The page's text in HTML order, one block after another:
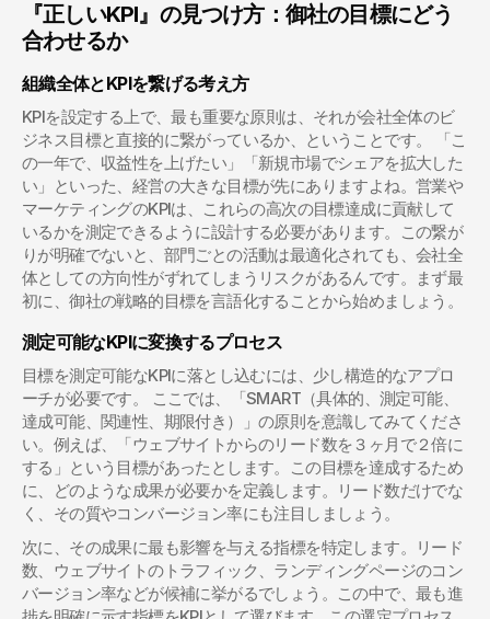
『正しいKPI』の見つけ方：御社の目標にどう
合わせるか
組織全体とKPIを繋げる考え方
KPIを設定する上で、最も重要な原則は、それが会社全体のビ
ジネス目標と直接的に繋がっているか、ということです。 「こ
の一年で、収益性を上げたい」「新規市場でシェアを拡大した
い」といった、経営の大きな目標が先にありますよね。営業や
マーケティングのKPIは、これらの高次の目標達成に貢献して
いるかを測定できるように設計する必要があります。この繋が
りが明確でないと、部門ごとの活動は最適化されても、会社全
体としての方向性がずれてしまうリスクがあるんです。まず最
初に、御社の戦略的目標を言語化することから始めましょう。
測定可能なKPIに変換するプロセス
目標を測定可能なKPIに落とし込むには、少し構造的なアプロ
ーチが必要です。 ここでは、「SMART（具体的、測定可能、
達成可能、関連性、期限付き）」の原則を意識してみてくださ
い。例えば、「ウェブサイトからのリード数を３ヶ月で２倍に
する」という目標があったとします。この目標を達成するため
に、どのような成果が必要かを定義します。リード数だけでな
く、その質やコンバージョン率にも注目しましょう。
次に、その成果に最も影響を与える指標を特定します。リード
数、ウェブサイトのトラフィック、ランディングページのコン
バージョン率などが候補に挙がるでしょう。この中で、最も進